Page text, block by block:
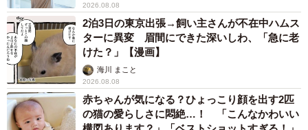
2026.08.08
2泊3日の東京出張→飼い主さんが不在中ハムス
ターに異変 眉間にできた深いしわ、「急に老
けた？」【漫画】
海川 まこと
2026.08.08
赤ちゃんが気になる？ひょっこり顔を出す2匹
の猫の愛らしさに悶絶…！ 「こんなかわいい